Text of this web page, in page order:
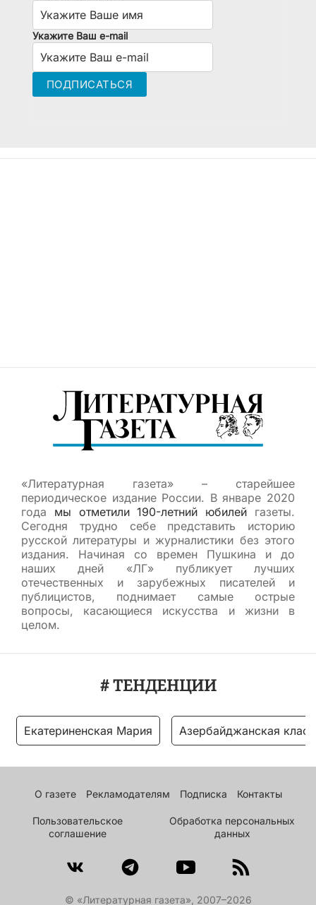
Укажите Ваш e-mail
«Литературная газета» – старейшее
периодическое издание России. В январе 2020
года мы отметили 190-летний юбилей газеты.
Сегодня трудно себе представить историю
русской литературы и журналистики без этого
издания. Начиная со времен Пушкина и до
наших дней «ЛГ» публикует лучших
отечественных и зарубежных писателей и
публицистов, поднимает самые острые
вопросы, касающиеся искусства и жизни в
целом.
# ТЕНДЕНЦИИ
Екатериненская Мария Азербайджанская
О газете Рекламодателям Подписка Контакты
Пользовательское
соглашение
Обработка персональных
данных
© «Литературная газета», 2007–2026